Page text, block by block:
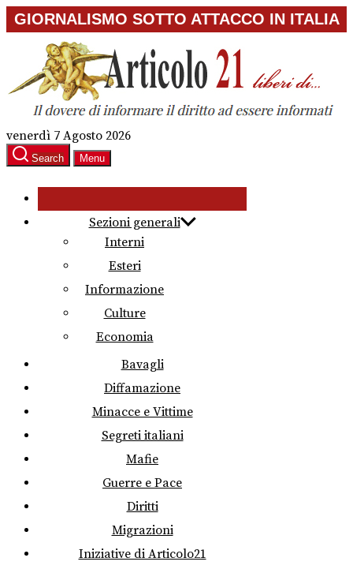
Skip
to
content
GIORNALISMO SOTTO ATTACCO IN ITALIA
venerdì 7 Agosto 2026
Search Menu
Sezioni generali
Interni
Esteri
Informazione
Culture
Economia
Bavagli
Diffamazione
Minacce e Vittime
Segreti italiani
Mafie
Guerre e Pace
Diritti
Migrazioni
Iniziative di Articolo21